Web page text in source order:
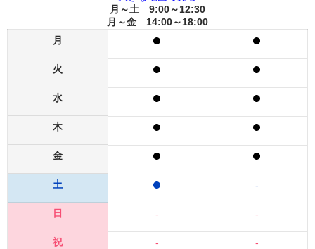
月～土 9:00～12:30
月～金 14:00～18:00
月
火
水
木
金
土
日
祝
-
-
-
-
-